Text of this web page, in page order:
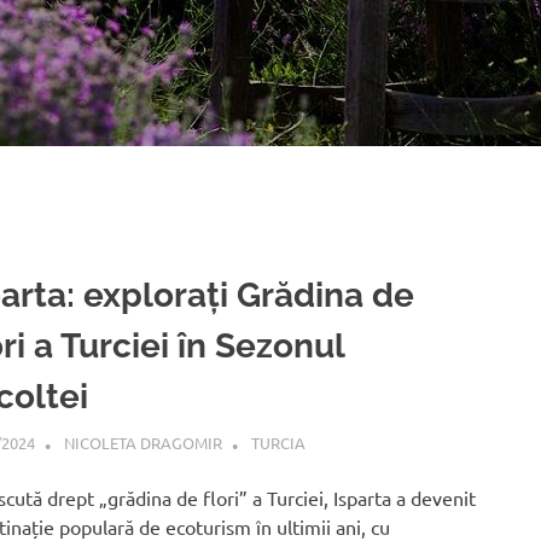
fascinantă în
de Aur 2023
Munților
explorați Grădina de
a Turciei în Sezonul
NICOLETA DRAGOMIR TURCIA
drept „grădina de flori” a Turciei, Isparta a devenit
populară de ecoturism în ultimii ani, cu